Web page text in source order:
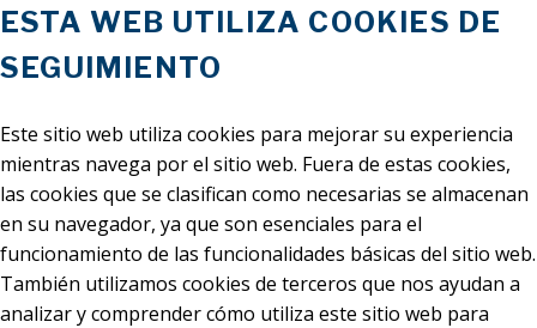
ESTA WEB UTILIZA COOKIES DE
SEGUIMIENTO
Este sitio web utiliza cookies para mejorar su experiencia
mientras navega por el sitio web. Fuera de estas cookies,
las cookies que se clasifican como necesarias se almacenan
en su navegador, ya que son esenciales para el
funcionamiento de las funcionalidades básicas del sitio web.
También utilizamos cookies de terceros que nos ayudan a
analizar y comprender cómo utiliza este sitio web para